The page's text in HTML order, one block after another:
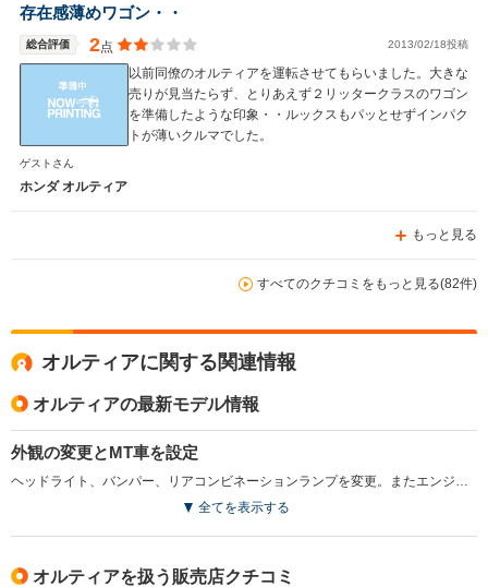
存在感薄めワゴン・・
総合評価 2点 2013/02/18投稿
以前同僚のオルティアを運転させてもらいました。大きな
売りが見当たらず、とりあえず２リッタークラスのワゴン
を準備したような印象・・ルックスもパッとせずインパク
トが薄いクルマでした。
ゲストさん
ホンダ オルティア
もっと見る
すべてのクチコミをもっと見る(82件)
オルティアに関する関連情報
オルティアの最新モデル情報
外観の変更とMT車を設定
全てを表示する
オルティアを扱う販売店クチコミ